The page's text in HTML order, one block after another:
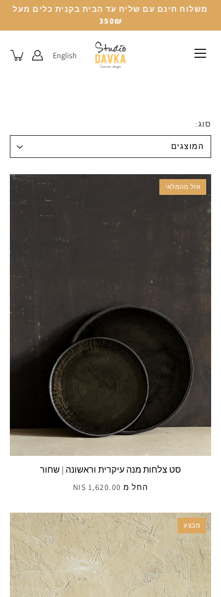
משלוח חינם עם שליח עד הבית בקנית כלים מעל
350₪
English
סוג:
אזל מהמלאי
החל מ 1,620.00 NIS
סט צלחות מנה עיקרית וראשונה | שחור
מבצע